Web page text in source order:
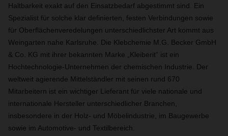
Haltbarkeit exakt auf den Einsatzbedarf abgestimmt sind. Ein
Spezialist für solche klar definierten, festen Verbindungen sowie
für Oberflächenveredelungen unterschiedlichster Art kommt aus
Weingarten nahe Karlsruhe. Die Klebchemie M.G. Becker GmbH
& Co. KG mit ihrer bekannten Marke „Kleiberit“ ist ein
Hochtechnologie-Unternehmen der chemischen Industrie. Der
weltweit agierende Mittelständler mit seinen rund 670
Mitarbeitern ist ein wichtiger Lieferant für viele nationale und
internationale Hersteller unterschiedlicher Branchen,
insbesondere in der Holz- und Möbelindustrie, im Baugewerbe
sowie im Automotive- und Textilbereich.